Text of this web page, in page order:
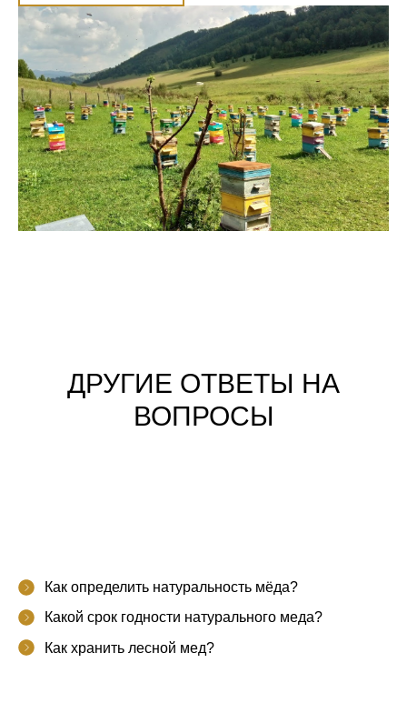
ДРУГИЕ ОТВЕТЫ НА
ВОПРОСЫ
Как определить натуральность мёда?
Какой срок годности натурального меда?
Как хранить лесной мед?